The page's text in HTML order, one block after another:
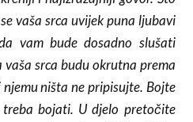
vaša srca uvijek puna ljubavi
vam bude dosadno slušati
srca budu okrutna prema
ništa ne pripisujte. Bojte
bojati. U djelo pretočite